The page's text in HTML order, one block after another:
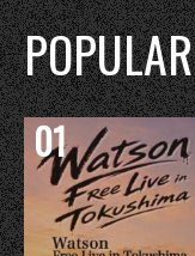
POPULAR